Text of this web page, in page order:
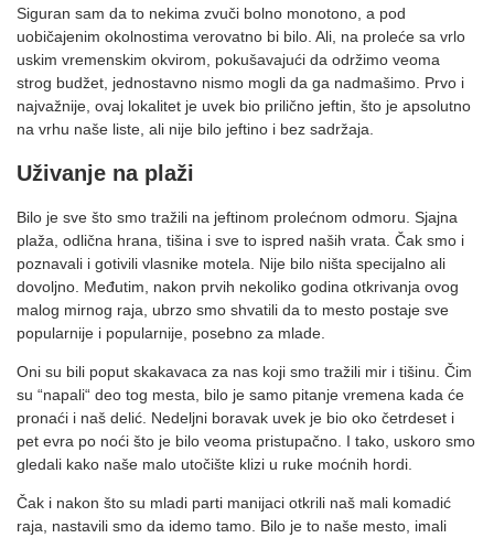
Siguran sam da to nekima zvuči bolno monotono, a pod
uobičajenim okolnostima verovatno bi bilo. Ali, na proleće sa vrlo
uskim vremenskim okvirom, pokušavajući da održimo veoma
strog budžet, jednostavno nismo mogli da ga nadmašimo. Prvo i
najvažnije, ovaj lokalitet je uvek bio prilično jeftin, što je apsolutno
na vrhu naše liste, ali nije bilo jeftino i bez sadržaja.
Uživanje na plaži
Bilo je sve što smo tražili na jeftinom prolećnom odmoru. Sjajna
plaža, odlična hrana, tišina i sve to ispred naših vrata. Čak smo i
poznavali i gotivili vlasnike motela. Nije bilo ništa specijalno ali
dovoljno. Međutim, nakon prvih nekoliko godina otkrivanja ovog
malog mirnog raja, ubrzo smo shvatili da to mesto postaje sve
popularnije i popularnije, posebno za mlade.
Oni su bili poput skakavaca za nas koji smo tražili mir i tišinu. Čim
su “napali“ deo tog mesta, bilo je samo pitanje vremena kada će
pronaći i naš delić. Nedeljni boravak uvek je bio oko četrdeset i
pet evra po noći što je bilo veoma pristupačno. I tako, uskoro smo
gledali kako naše malo utočište klizi u ruke moćnih hordi.
Čak i nakon što su mladi parti manijaci otkrili naš mali komadić
raja, nastavili smo da idemo tamo. Bilo je to naše mesto, imali